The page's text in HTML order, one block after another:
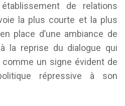
de relations
la plus courte et la plus
place d’une ambiance de
la reprise du dialogue qui
un signe évident de
répressive à son